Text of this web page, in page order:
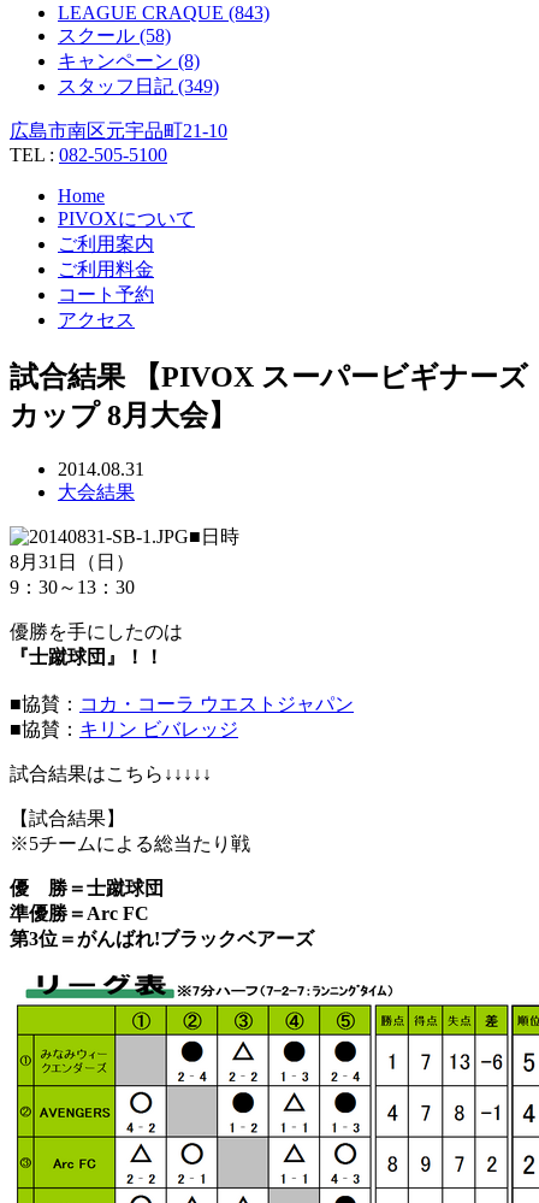
LEAGUE CRAQUE (843)
スクール (58)
キャンペーン (8)
スタッフ日記 (349)
広島市南区元宇品町21-10
TEL : 082-505-5100
Home
PIVOXについて
ご利用案内
ご利用料金
コート予約
アクセス
試合結果 【PIVOX スーパービギナーズ
カップ 8月大会】
2014.08.31
大会結果
■日時
8月31日（日）
9：30～13：30
優勝を手にしたのは
『士蹴球団』！！
■協賛： コカ・コーラ ウエストジャパン
■協賛： キリン ビバレッジ
試合結果はこちら↓↓↓↓↓
【試合結果】
※5チームによる総当たり戦
優 勝＝士蹴球団
準優勝＝Arc FC
第3位＝がんばれ!ブラックベアーズ